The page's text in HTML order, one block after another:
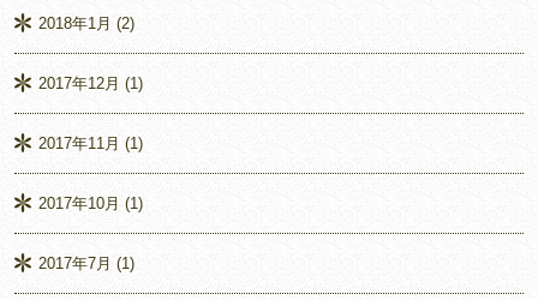
2018年1月 (2)
2017年12月 (1)
2017年11月 (1)
2017年10月 (1)
2017年7月 (1)